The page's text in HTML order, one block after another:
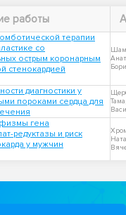
работы
терапии
со
острым коронарным
стенокардией
диагностики у
пороками сердца для
гена
редуктазы и риск
у мужчин